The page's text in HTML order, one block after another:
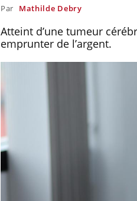
Par Mathilde Debry
Atteint d’une tumeur
emprunter de l’argent.